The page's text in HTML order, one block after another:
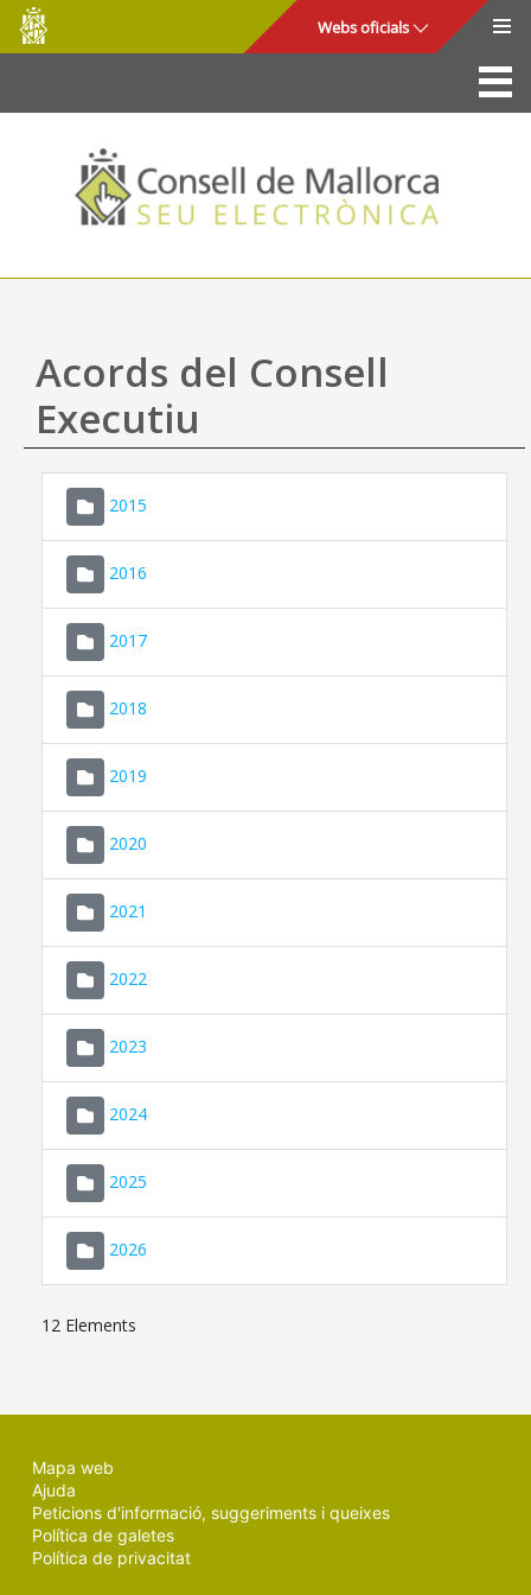
Salta al contingut principal
Consell
de
Mallorca
Webs oficials
La Seu
Consell de Mallorca
Accés i seguretat
Utilitats
Ajuda
Acords del Consell
Executiu
2015
2016
2017
2018
2019
2020
2021
2022
2023
2024
2025
2026
12 Elements
Mapa web
Ajuda
Peticions d'informació, suggeriments i queixes
Política de galetes
Política de privacitat